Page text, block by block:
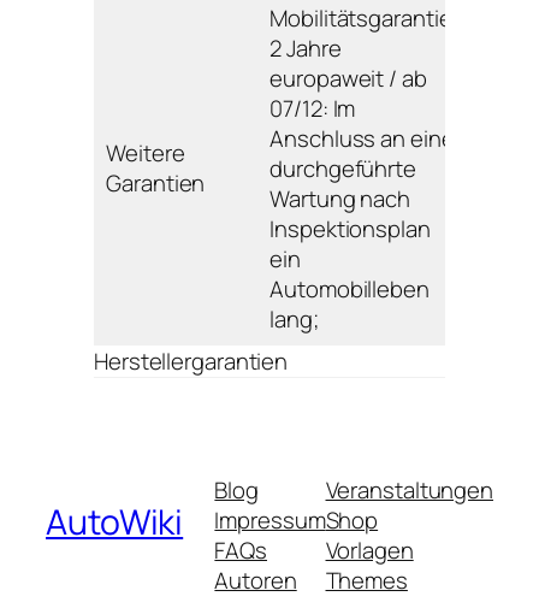
Weitere
Garantien
Mobilitätsgarantie:
2 Jahre
europaweit / ab
07/12: Im
Anschluss an eine
durchgeführte
Wartung nach
Inspektionsplan
ein
Automobilleben
lang;
Herstellergarantien
AutoWiki
Blog
Impressum
FAQs
Autoren
Veranstaltungen
Shop
Vorlagen
Themes